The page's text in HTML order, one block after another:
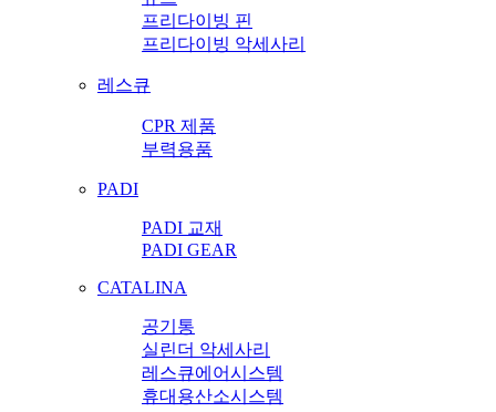
프리다이빙 핀
프리다이빙 악세사리
레스큐
CPR 제품
부력용품
PADI
PADI 교재
PADI GEAR
CATALINA
공기통
실린더 악세사리
레스큐에어시스템
휴대용산소시스템